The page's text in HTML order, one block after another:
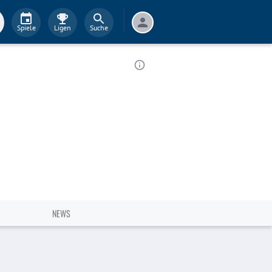
Spiele Ligen Suche
NEWS